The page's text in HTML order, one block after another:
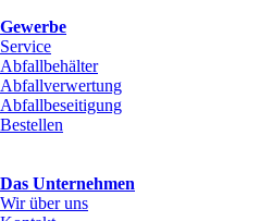
Gewerbe
Service
Abfallbehälter
Abfallverwertung
Abfallbeseitigung
Bestellen
Das Unternehmen
Wir über uns